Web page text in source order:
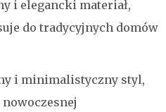
i elegancki materiał,
do tradycyjnych domów
i minimalistyczny styl,